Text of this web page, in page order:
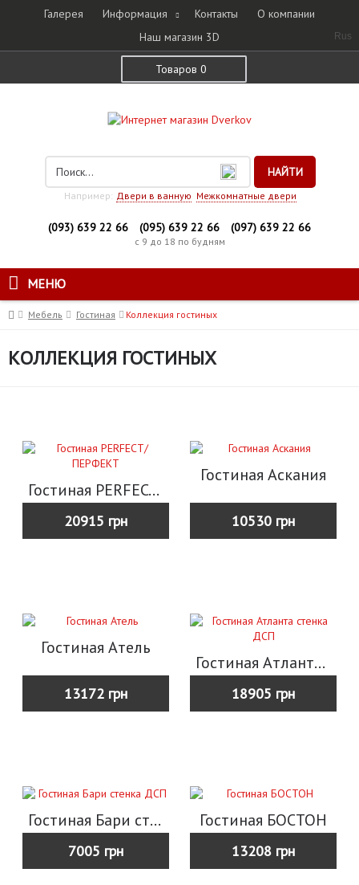
Галерея Информация Контакты
О компании
Наш магазин 3D
Rus
Товаров 0
НАЙТИ
Например: Двери в ванную Межкомнатные двери
(093) 639 22 66 (095) 639 22 66 (097) 639 22 66
с 9 до 18 по будням
МЕНЮ
Мебель Гостиная Коллекция гостиных
КОЛЛЕКЦИЯ ГОСТИНЫХ
Гостиная PERFECT/ПЕРФЕКТ
20915 грн
Гостиная Аскания
10530 грн
Гостиная Атель
13172 грн
Гостиная Атланта стенка ДСП
18905 грн
Гостиная Бари стенка ДСП
7005 грн
Гостиная БОСТОН
13208 грн